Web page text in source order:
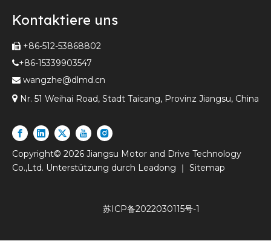
Kontaktiere uns
 +86-512-53868802
+86-15339903547
 wangzhe@dlmd.cn
 Nr. 51 Weihai Road, Stadt Taicang, Provinz Jiangsu, China
Copyright© 2026 Jiangsu Motor and Drive Technology
Co.,Ltd. Unterstützung durch Leadong ｜ Sitemap
苏ICP备2022030115号-1